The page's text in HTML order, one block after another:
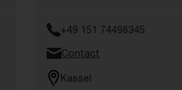
+49 151 74496345
Contact
Kassel